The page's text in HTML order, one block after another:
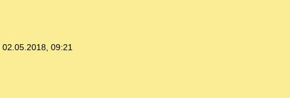
02.05.2018, 09:21